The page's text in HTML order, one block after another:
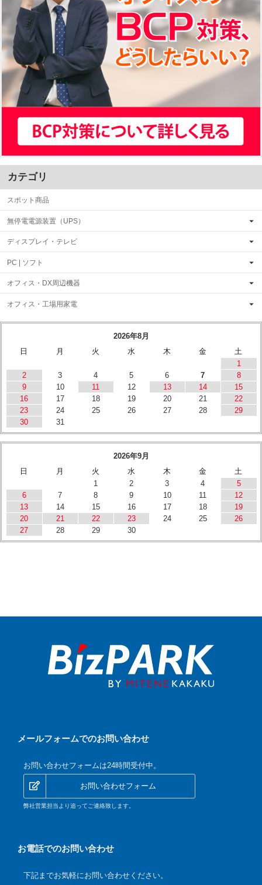
カテゴリ
スポット商品
無停電電源装置（UPS）
ディスプレイ・テレビ
PC | ソフト
オフィス・DX周辺機器
オフィス・工場用家電
2026年8月
日
月 火 水 木 金
土
1
2
3 4 5 6 7
8
9
10 11 12 13 14
15
16
17 18 19 20 21
22
23
24 25 26 27 28
29
30
31
2026年9月
日
月 火 水 木 金
土
1
2 3 4
5
6
7 8 9 10 11
12
13
14 15 16 17 18
19
20
21 22 23 24 25
26
27
28 29 30
メールフォームでのお問い合わせ
お問い合わせフォームは24時間受付中。
お問い合わせフォーム
弊社営業担当より追ってご連絡致します。
お電話でのお問い合わせ
下記までお気軽にお問い合わせください。